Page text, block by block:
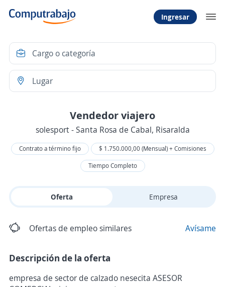
Ingresar
Vendedor viajero
solesport - Santa Rosa de Cabal, Risaralda
Contrato a término fijo
$ 1.750.000,00 (Mensual) + Comisiones
Tiempo Completo
Oferta Empresa
Ofertas de empleo similares Avísame
Descripción de la oferta
empresa de sector de calzado nesecita ASESOR